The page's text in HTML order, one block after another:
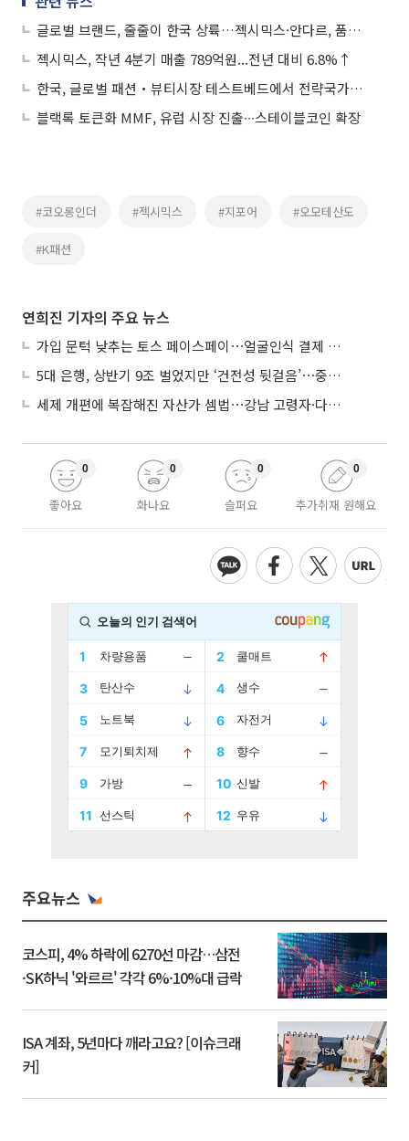
글로벌 브랜드, 줄줄이 한국 상륙…젝시믹스·안다르, 품질 강화·영역 확대 ‘생존전’
젝시믹스, 작년 4분기 매출 789억원...전년 대비 6.8%↑
한국, 글로벌 패션‧뷰티시장 테스트베드에서 전략국가로 성큼
블랙록 토큰화 MMF, 유럽 시장 진출∙∙∙스테이블코인 확장
#코오롱인더 #젝시믹스 #지포어 #오모테산도
#K패션
연희진 기자의 주요 뉴스
가입 문턱 낮추는 토스 페이스페이⋯얼굴인식 결제 확산 속도낸다
5대 은행, 상반기 9조 벌었지만 ‘건전성 뒷걸음’⋯중기대출 문턱 높아지나
세제 개편에 복잡해진 자산가 셈법⋯강남 고령자·다주택자 ‘자산재편 고심’
좋아요
0
화나요
0
슬퍼요
0
추가취재 원해요
0
주요뉴스
코스피, 4% 하락에 6270선 마감…삼전
·SK하닉 '와르르' 각각 6%·10%대 급락
ISA 계좌, 5년마다 깨라고요? [이슈크래
커]